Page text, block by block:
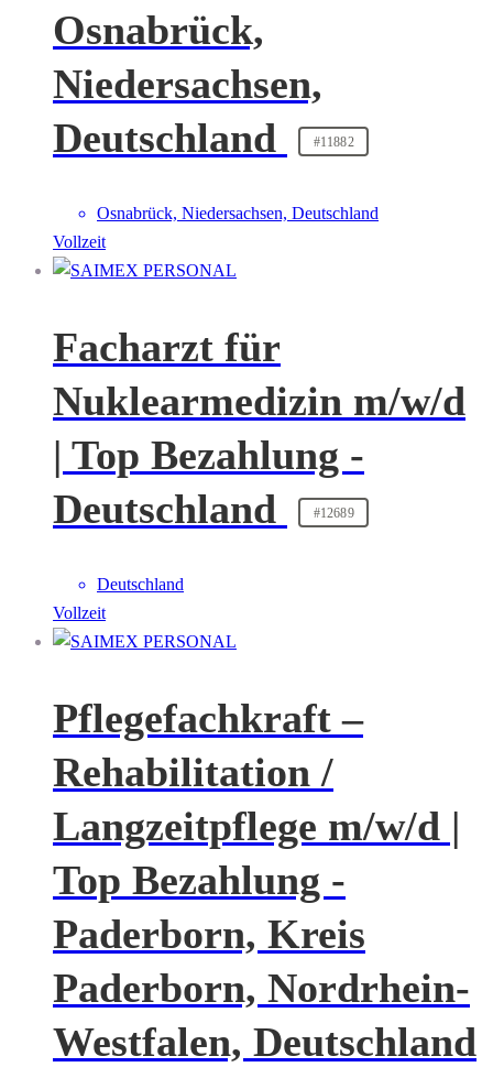
Osnabrück,
Niedersachsen,
Deutschland
#11882
Osnabrück, Niedersachsen, Deutschland
Vollzeit
Facharzt für
Nuklearmedizin m/w/d
| Top Bezahlung -
Deutschland
#12689
Deutschland
Vollzeit
Pflegefachkraft –
Rehabilitation /
Langzeitpflege m/w/d |
Top Bezahlung -
Paderborn, Kreis
Paderborn, Nordrhein-
Westfalen, Deutschland